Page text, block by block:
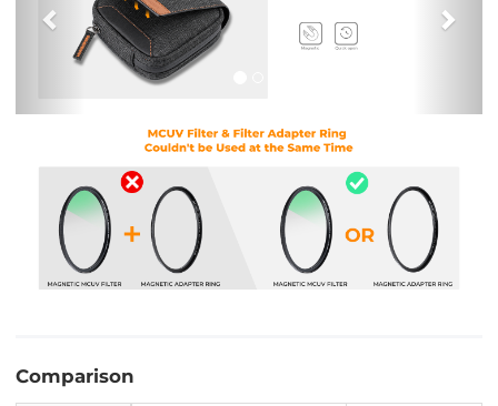
Comparison